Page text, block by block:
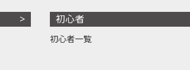
初心者
初心者一覧